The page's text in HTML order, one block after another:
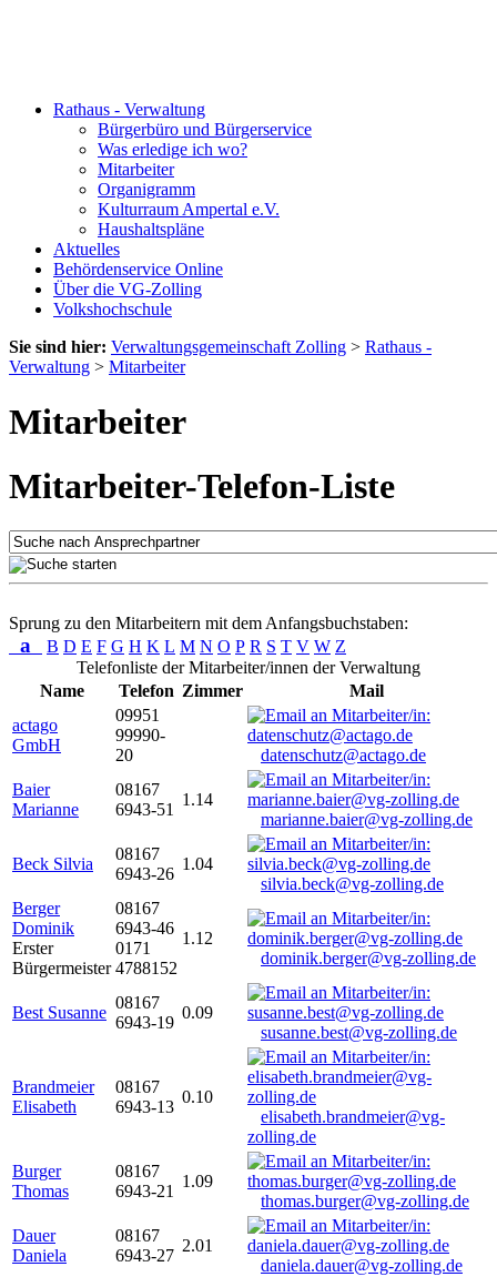
Rathaus - Verwaltung
Bürgerbüro und Bürgerservice
Was erledige ich wo?
Mitarbeiter
Organigramm
Kulturraum Ampertal e.V.
Haushaltspläne
Aktuelles
Behördenservice Online
Über die VG-Zolling
Volkshochschule
Sie sind hier: Verwaltungsgemeinschaft Zolling > Rathaus -
Verwaltung > Mitarbeiter
Mitarbeiter
Mitarbeiter-Telefon-Liste
Sprung zu den Mitarbeitern mit dem Anfangsbuchstaben:
a B D E F G H K L M N O P R S T V W Z
Telefonliste der Mitarbeiter/innen der Verwaltung
Name
Telefon Zimmer
Mail
actago
GmbH
09951
99990-
20
datenschutz@actago.de
Baier
Marianne
08167
6943-51
1.14
marianne.baier@vg-zolling.de
Beck Silvia
08167
6943-26
1.04
silvia.beck@vg-zolling.de
Berger
Dominik
Erster
Bürgermeister
08167
6943-46
0171
4788152
1.12
dominik.berger@vg-zolling.de
Best Susanne
08167
6943-19
0.09
susanne.best@vg-zolling.de
Brandmeier
Elisabeth
08167
6943-13
0.10
elisabeth.brandmeier@vg-
zolling.de
Burger
Thomas
08167
6943-21
1.09
thomas.burger@vg-zolling.de
Dauer
Daniela
08167
6943-27
2.01
daniela.dauer@vg-zolling.de